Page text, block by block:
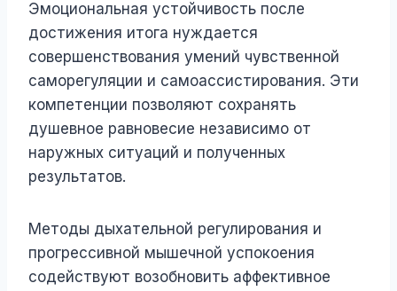
Эмоциональная устойчивость после
достижения итога нуждается
совершенствования умений чувственной
саморегуляции и самоассистирования. Эти
компетенции позволяют сохранять
душевное равновесие независимо от
наружных ситуаций и полученных
результатов.
Методы дыхательной регулирования и
прогрессивной мышечной успокоения
содействуют возобновить аффективное